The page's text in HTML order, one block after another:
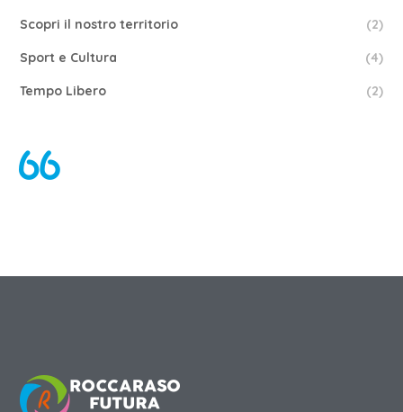
Scopri il nostro territorio (2)
Sport e Cultura (4)
Tempo Libero (2)